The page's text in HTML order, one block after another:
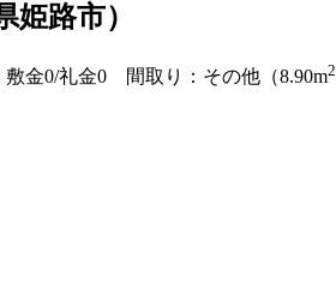
路市）
敷金0/礼金0 間取り：その他（8.90m2